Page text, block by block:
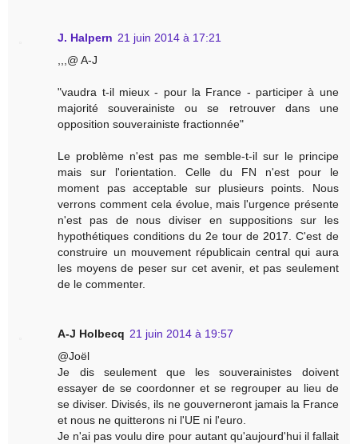
J. Halpern 21 juin 2014 à 17:21
,,,@ A-J
"vaudra t-il mieux - pour la France - participer à une
majorité souverainiste ou se retrouver dans une
opposition souverainiste fractionnée"
Le problème n'est pas me semble-t-il sur le principe
mais sur l'orientation. Celle du FN n'est pour le
moment pas acceptable sur plusieurs points. Nous
verrons comment cela évolue, mais l'urgence présente
n'est pas de nous diviser en suppositions sur les
hypothétiques conditions du 2e tour de 2017. C'est de
construire un mouvement républicain central qui aura
les moyens de peser sur cet avenir, et pas seulement
de le commenter.
A-J Holbecq 21 juin 2014 à 19:57
@Joël
Je dis seulement que les souverainistes doivent
essayer de se coordonner et se regrouper au lieu de
se diviser. Divisés, ils ne gouverneront jamais la France
et nous ne quitterons ni l'UE ni l'euro.
Je n'ai pas voulu dire pour autant qu'aujourd'hui il fallait